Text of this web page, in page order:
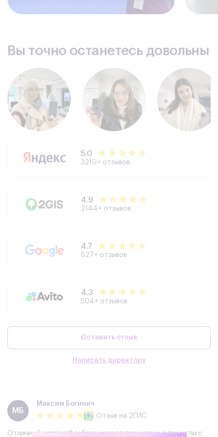
Вы точно останетесь довольны
5.0
3210+ отзывов
4.9
2144+ отзывов
4.7
627+ отзывов
4.3
504+ отзывов
Оставить отзыв
Написать директору
МБ
Максим Богинич
Отзыв на 2ГИС
Отличный сервис!!! забронировал приехал мне помогли с